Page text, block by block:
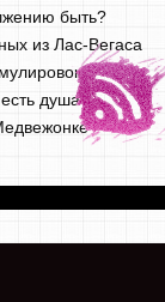
быть?
из Лас-Вегаса
душа